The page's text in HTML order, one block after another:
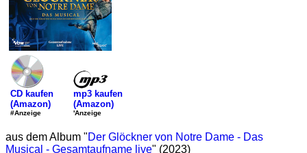
CD kaufen
(Amazon)
#Anzeige
mp3 kaufen
(Amazon)
'Anzeige
aus dem Album "Der Glöckner von Notre Dame - Das
Musical - Gesamtaufname live" (2023)